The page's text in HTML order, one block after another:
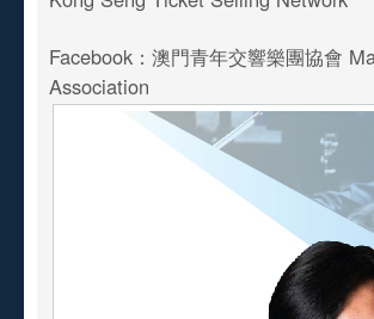
Facebook：澳門青年交響樂團協會
Association